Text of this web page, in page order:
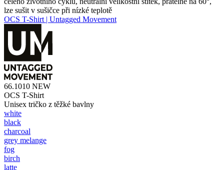
lze sušit v sušičce při nízké teplotě
OCS T-Shirt | Untagged Movement
66.1010 NEW
OCS T-Shirt
Unisex tričko z těžké bavlny
white
black
charcoal
grey melange
fog
birch
latte